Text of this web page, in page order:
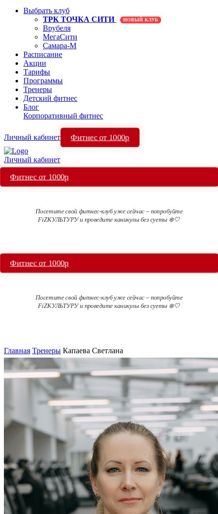
Выбрать клуб
ТРК ТОЧКА СИТИ
НОВЫЙ КЛУБ
Врубеля
МегаСити
Самара-М
Расписание
Акции
Тарифы
Программы
Тренеры
Детский фитнес
Блог
Корпоративный фитнес
Личный кабинет Фитнес от 1000р
Личный кабинет
Фитнес от 1000р
Посетите свой фитнес-клуб уже сейчас – попробуйте
FiZКУЛЬТУРУ и проведите каникулы без суеты ❄️🤍
Фитнес от 1000р
Посетите свой фитнес-клуб уже сейчас – попробуйте
FiZКУЛЬТУРУ и проведите каникулы без суеты ❄️🤍
Главная Тренеры Капаева Светлана